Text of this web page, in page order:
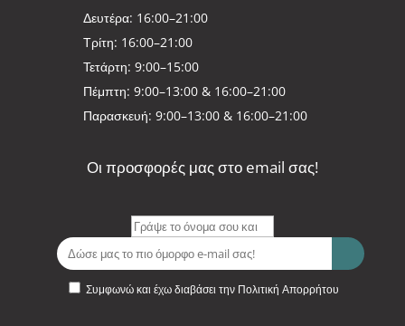
Δευτέρα: 16:00–21:00
Τρίτη: 16:00–21:00
Τετάρτη: 9:00–15:00
Πέμπτη: 9:00–13:00 & 16:00–21:00
Παρασκευή: 9:00–13:00 & 16:00–21:00
Οι προσφορές μας στο email σας!
Συμφωνώ και έχω διαβάσει την Πολιτική Απορρήτου